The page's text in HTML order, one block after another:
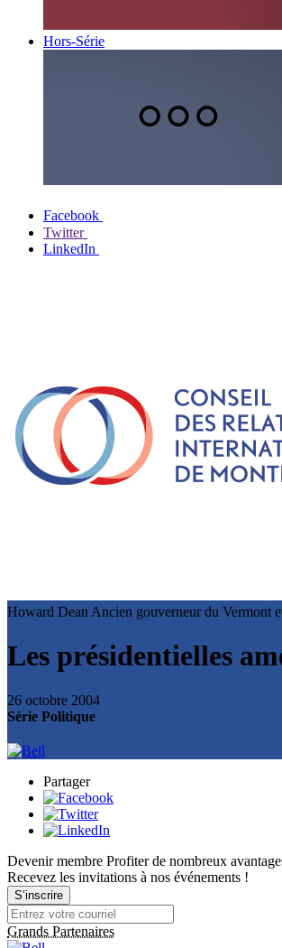
Hors-Série
Facebook
Twitter
LinkedIn
Howard Dean Ancien gouverneur du Vermont
Les présidentielles
26 octobre 2004
Série Politique
Partager
Devenir membre Profiter de nombreux
Recevez les invitations à nos événements !
S’inscrire
Grands Partenaires